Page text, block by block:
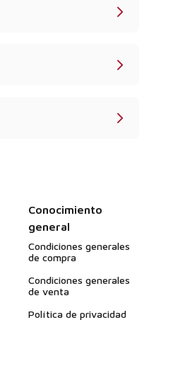
Conocimiento
general
Condiciones generales
de compra
Condiciones generales
de venta
Política de privacidad